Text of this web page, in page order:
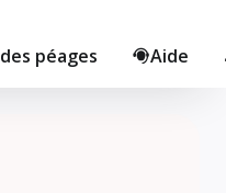
péages Aide